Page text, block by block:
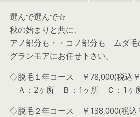
選んで選んで☆
秋の始まりと共に、
アノ部分も・・コノ部分も ムダ毛
グランモアにお任せ下さい。
◇脱毛１年コース ￥78,000(税込
Ａ：2ヶ所 Ｂ：1ヶ所 Ｃ：1ヶ
◇脱毛２年コース ￥138,000(税込